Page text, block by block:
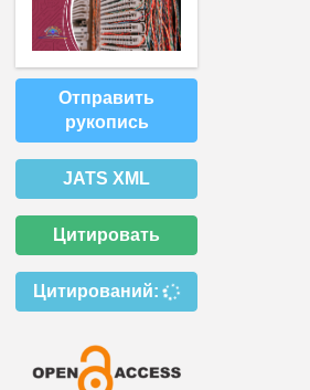
Отправить
рукопись
JATS XML
Цитировать
Цитирований: